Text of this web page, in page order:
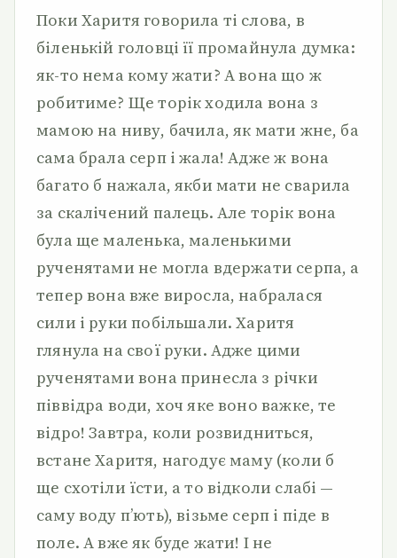
Поки Харитя говорила ті слова, в
біленькій головці її промайнула думка:
як-то нема кому жати? А вона що ж
робитиме? Ще торік ходила вона з
мамою на ниву, бачила, як мати жне, ба
сама брала серп і жала! Адже ж вона
багато б нажала, якби мати не сварила
за скалічений палець. Але торік вона
була ще маленька, маленькими
рученятами не могла вдержати серпа, а
тепер вона вже виросла, набралася
сили і руки побільшали. Харитя
глянула на свої руки. Адже цими
рученятами вона принесла з річки
піввідра води, хоч яке воно важке, те
відро! Завтра, коли розвидниться,
встане Харитя, нагодує маму (коли б
ще схотіли їсти, а то відколи слабі —
саму воду п’ють), візьме серп і піде в
поле. А вже як буде жати! І не